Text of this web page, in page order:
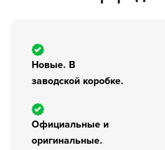
Новые. В
заводской коробке.
Официальные и
оригинальные.